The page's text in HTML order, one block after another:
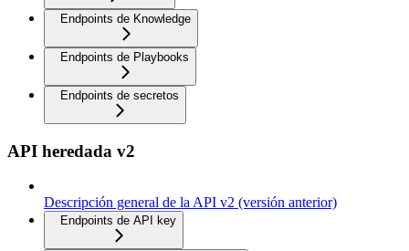
Endpoints de Knowledge
Endpoints de Playbooks
Endpoints de secretos
API heredada v2
Descripción general de la API v2 (versión anterior)
Endpoints de API key